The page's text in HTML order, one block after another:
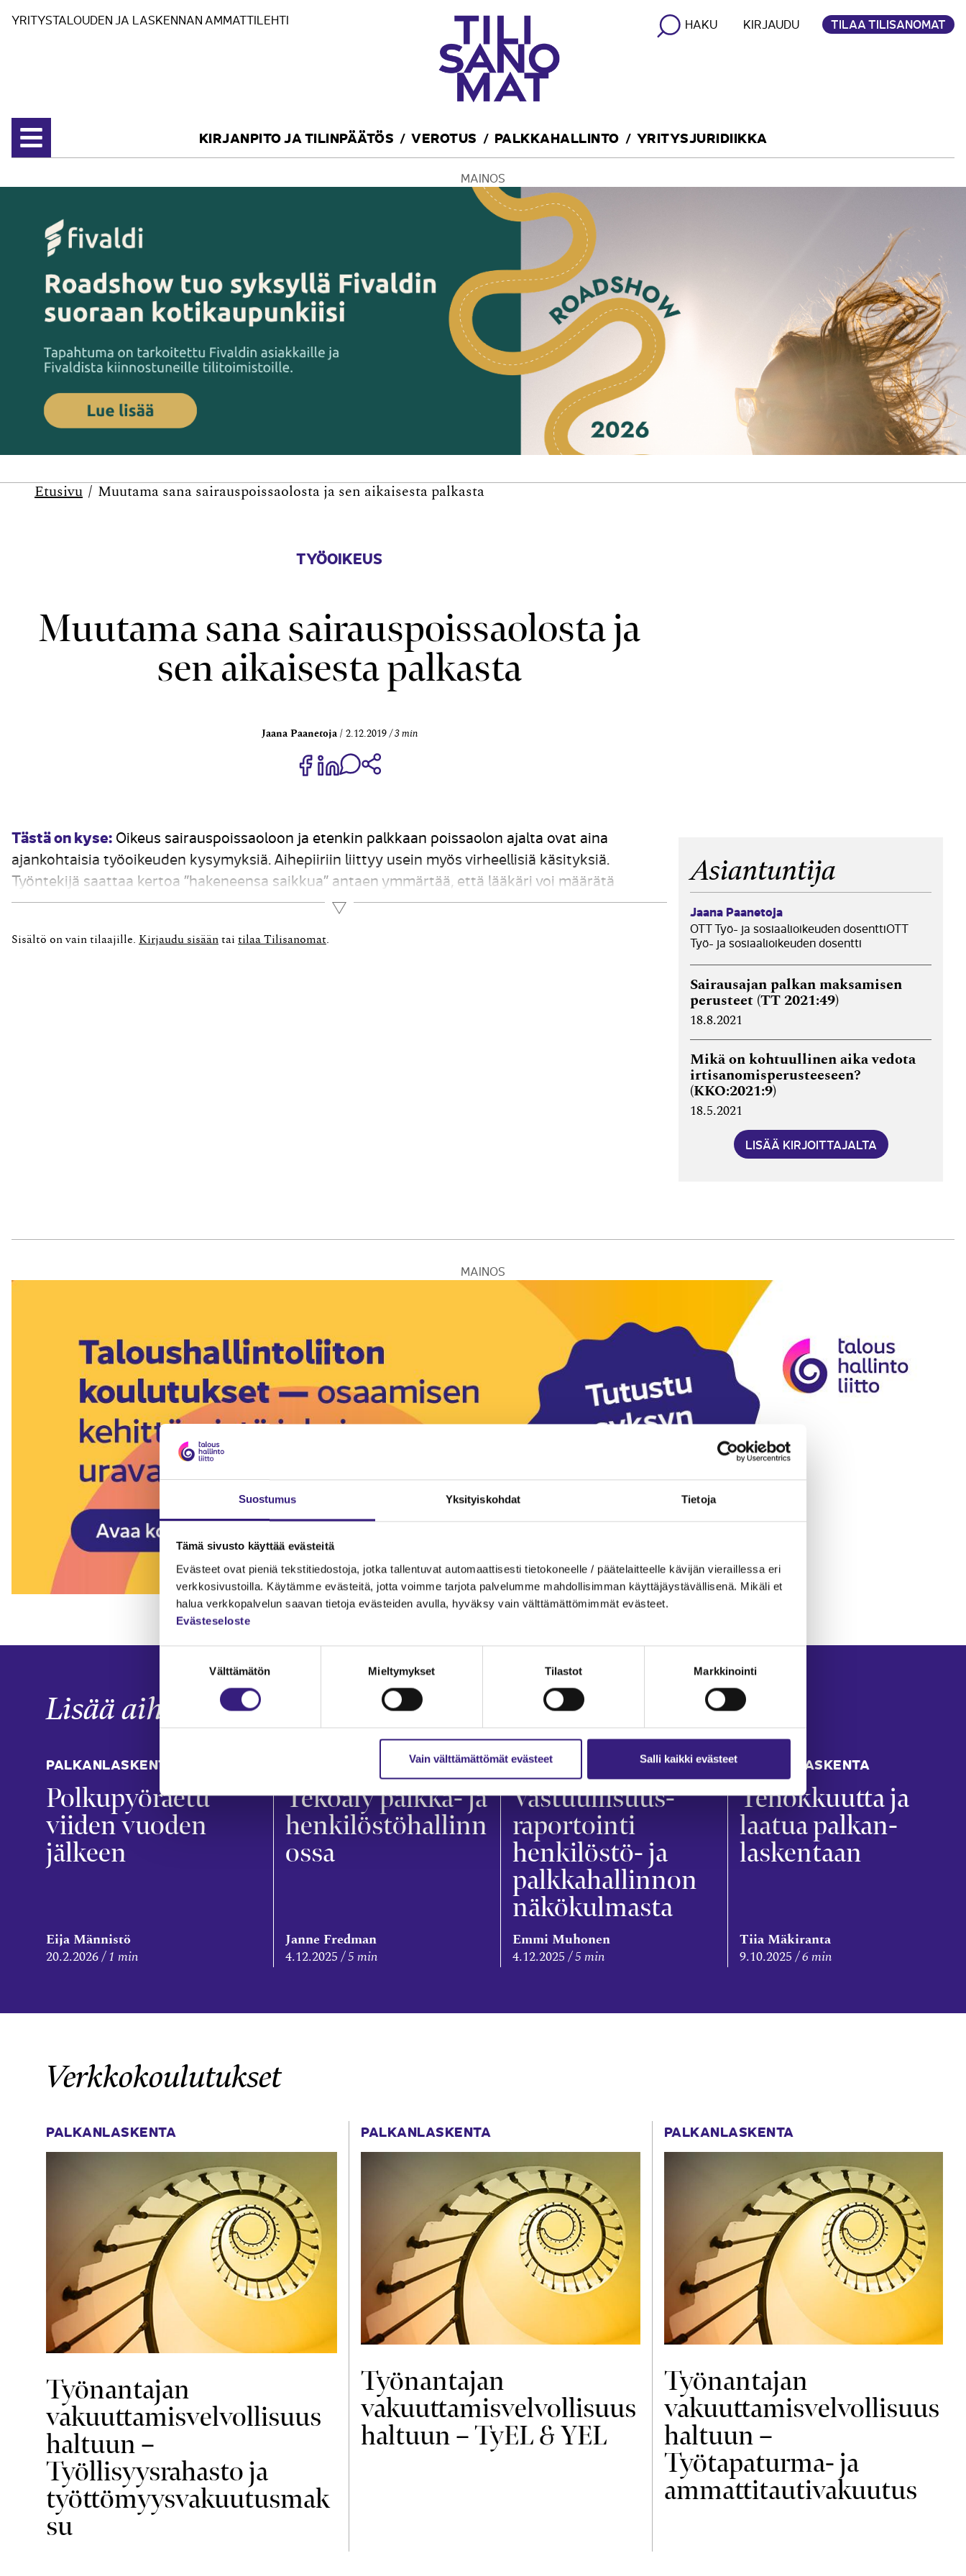
Suostumus Yksityiskohdat Tietoja
Tämä sivusto käyttää evästeitä
Evästeet ovat pieniä tekstitiedostoja, jotka tallentuvat automaattisesti tietokoneelle / päätelaitteelle kävijän vieraillessa eri
verkkosivustoilla. Käytämme evästeitä, jotta voimme tarjota palvelumme mahdollisimman käyttäjäystävällisenä. Mikäli et
halua verkkopalvelun saavan tietoja evästeiden avulla, hyväksy vain välttämättömimmät evästeet.
Evästeseloste
Välttämätön Mieltymykset Tilastot Markkinointi
Vain välttämättömät evästeet Salli kaikki evästeet
YRITYSTALOUDEN JA LASKENNAN AMMATTILEHTI HAKU KIRJAUDU TILAA TILISANOMAT
Avaa valikko
KIRJANPITO JA TILINPÄÄTÖS VEROTUS PALKKAHALLINTO YRITYSJURIDIIKKA
MAINOS
Etusivu Muutama sana sairauspoissaolosta ja sen aikaisesta palkasta
TYÖOIKEUS
Muutama sana sairauspoissaolosta ja
sen aikaisesta palkasta
Jaana Paanetoja 2.12.2019 3 min
Jaa Share on Facebook
Jaa Share on LinkedIn
Jaa WhatsApp-viestinä
Tästä on kyse: Oikeus sairauspoissaoloon ja etenkin palkkaan poissaolon ajalta ovat aina
ajankohtaisia työoikeuden kysymyksiä. Aihepiiriin liittyy usein myös virheellisiä käsityksiä.
Työntekijä saattaa kertoa ”hakeneensa saikkua” antaen ymmärtää, että lääkäri voi määrätä
työntekijän palkalliselle sairauslomalle. Myös lääkäri saattaa kysyä potilaalta, ”tarvitseeko” hän
Lue lisää
Sisältö on vain tilaajille. Kirjaudu sisään tai tilaa Tilisanomat
Asiantuntija
Jaana Paanetoja
OTT Työ- ja sosiaalioikeuden dosenttiOTT
Työ- ja sosiaalioikeuden dosentti
Sairausajan palkan maksamisen
perusteet (TT 2021:49)
18.8.2021
Mikä on kohtuullinen aika vedota
irti­sanomis­perusteeseen?
(KKO:2021:9)
18.5.2021
LISÄÄ KIRJOITTAJALTA
MAINOS
Lisää aiheesta
PALKANLASKENTA
Polkupyöräetu
viiden vuoden
jälkeen
Eija Männistö
20.2.2026 1 min
PALKANLASKENTA
Tekoäly palkka- ja
henkilöstöhallinn
ossa
Janne Fredman
4.12.2025
5 min
PALKANLASKENTA
Vastuullisuus­
raportointi
henkilöstö- ja
palkkahallinnon
näkökulmasta
Emmi Muhonen
4.12.2025
5 min
PALKANLASKENTA
Tehokkuutta ja
laatua palkan­
laskentaan
Tiia Mäkiranta
9.10.2025
6 min
Verkkokoulutukset
PALKANLASKENTA
Työnantajan
vakuuttamisvelvollisuus
haltuun –
Työllisyysrahasto ja
työttömyysvakuutusmak
su
PALKANLASKENTA
Työnantajan
vakuuttamisvelvollisuus
haltuun – TyEL & YEL
PALKANLASKENTA
Työnantajan
vakuuttamisvelvollisuus
haltuun –
Työtapaturma- ja
ammattitautivakuutus